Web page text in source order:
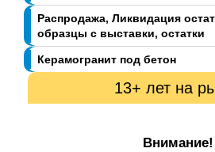
Распродажа, Ликвидация
образцы с выставки, остатки
Керамогранит под бетон
13+ лет на
Внимание!